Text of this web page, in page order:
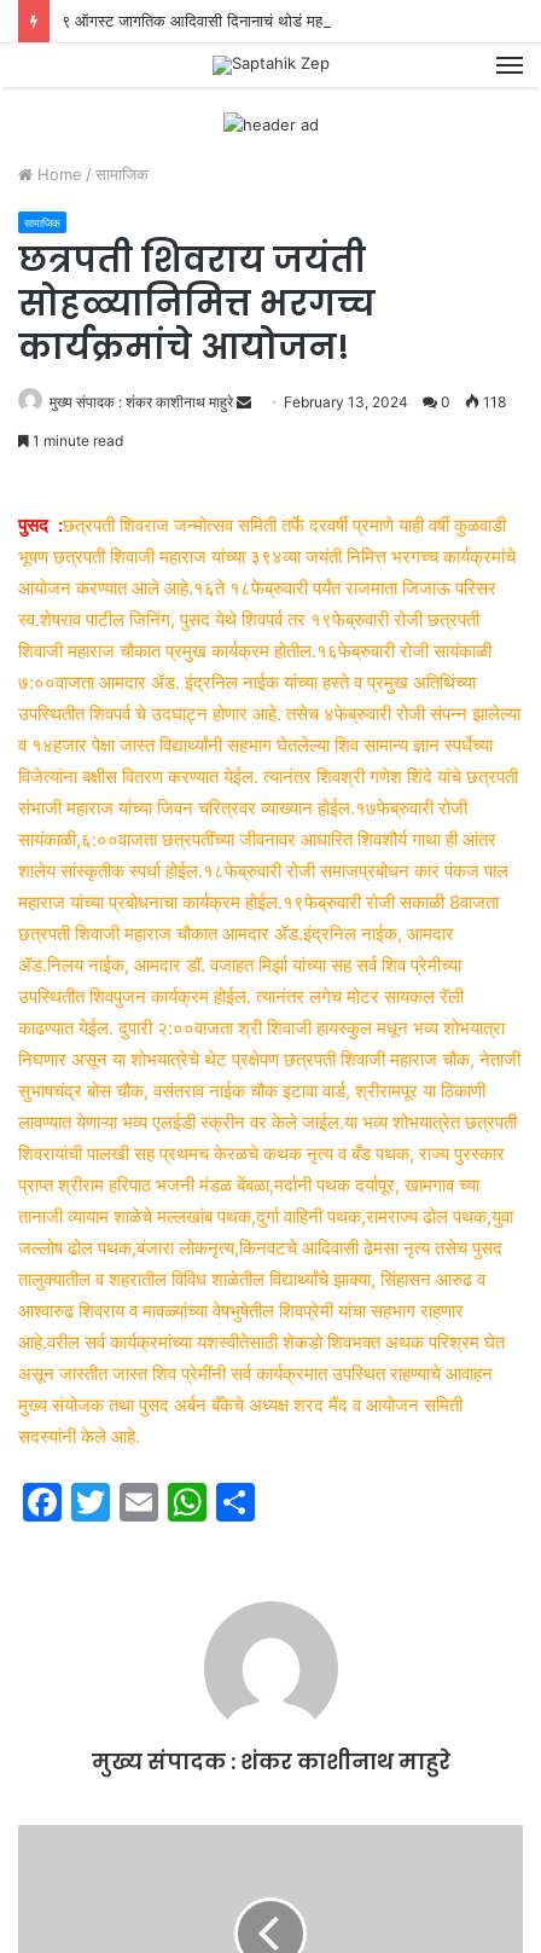
Home / सामाजिक
सामाजिक
छत्रपती शिवराय जयंती
सोहळ्यानिमित्त भरगच्च
कार्यक्रमांचे आयोजन!
मुख्य संपादक : शंकर काशीनाथ माहुरे
a
e
l
February 13, 2024 0 118
1 minute read
पुसद :छत्रपती शिवराज जन्मोत्सव समिती तर्फे दरवर्षी प्रमाणे याही वर्षी कुळवाडी
भूषण छत्रपती शिवाजी महाराज यांच्या ३९४व्या जयंती निमित्त भरगच्च कार्यक्रमांचे
आयोजन करण्यात आले आहे.१६ते १८फेब्रुवारी पर्यंत राजमाता जिजाऊ परिसर
स्व.शेषराव पाटील जिनिंग, पुसद येथे शिवपर्व तर १९फेब्रुवारी रोजी छत्रपती
शिवाजी महाराज चौकात प्रमुख कार्यक्रम होतील.१६फेब्रुवारी रोजी सायंकाळी
७:००वाजता आमदार ॲड. इंद्रनिल नाईक यांच्या हस्ते व प्रमुख अतिथिंच्या
उपस्थितीत शिवपर्व चे उदघाट्न होणार आहे. तसेच ४फेब्रुवारी रोजी संपन्न झालेल्या
व १४हजार पेक्षा जास्त विद्यार्थ्यांनी सहभाग घेतलेल्या शिव सामान्य ज्ञान स्पर्धेच्या
विजेत्यांना बक्षीस वितरण करण्यात येईल. त्यानंतर शिवश्री गणेश शिंदे यांचे छत्रपती
संभाजी महाराज यांच्या जिवन चरित्रवर व्याख्यान होईल.१७फेब्रुवारी रोजी
सायंकाळी,६:००वाजता छत्रपतींच्या जीवनावर आधारित शिवशौर्य गाथा ही आंतर
शालेय सांस्कृतीक स्पर्धा होईल.१८फेब्रुवारी रोजी समाजप्रबोधन कार पंकज पाल
महाराज यांच्या प्रबोधनाचा कार्यक्रम होईल.१९फेब्रुवारी रोजी सकाळी 8वाजता
छत्रपती शिवाजी महाराज चौकात आमदार ॲड.इंद्रनिल नाईक, आमदार
ॲड.निलय नाईक, आमदार डॉ. वजाहत मिर्झा यांच्या सह सर्व शिव प्रेमीच्या
उपस्थितीत शिवपुजन कार्यक्रम होईल. त्यानंतर लगेच मोटर सायकल रॅली
काढण्यात येईल. दुपारी २:००वाजता श्री शिवाजी हायस्कुल मधून भव्य शोभयात्रा
निघणार असून या शोभयात्रेचे थेट प्रक्षेपण छत्रपती शिवाजी महाराज चौक, नेताजी
सुभाषचंद्र बोस चौक, वसंतराव नाईक चौक इटावा वार्ड, श्रीरामपूर या ठिकाणी
लावण्यात येणाऱ्या भव्य एलईडी स्क्रीन वर केले जाईल.या भव्य शोभयात्रेत छत्रपती
शिवरायांची पालखी सह प्रथमच केरळचे कथक नृत्य व बँड पथक, राज्य पुरस्कार
प्राप्त श्रीराम हरिपाठ भजनी मंडळ बेंबळा,मर्दानी पथक दर्यापूर, खामगाव च्या
तानाजी व्यायाम शाळेचे मल्लखांब पथक,दुर्गा वाहिनी पथक,रामराज्य ढोल पथक,युवा
जल्लोष ढोल पथक,बंजारा लोकनृत्य,किनवटचे आदिवासी ढेमसा नृत्य तसेच पुसद
तालुक्यातील व शहरातील विविध शाळेतील विद्यार्थ्यांचे झाक्या, सिंहासन आरुढ व
आश्वारुढ शिवराय व मावळ्यांच्या वेषभुषेतील शिवप्रेमी यांचा सहभाग राहणार
आहे.वरील सर्व कार्यक्रमांच्या यशस्वीतेसाठी शेकडो शिवभक्त अथक परिश्रम घेत
असून जास्तीत जास्त शिव प्रेमींनी सर्व कार्यक्रमात उपस्थित राहण्याचे आवाहन
मुख्य संयोजक तथा पुसद अर्बन बँकेचे अध्यक्ष शरद मैंद व आयोजन समिती
सदस्यांनी केले आहे.
F
T
E
W
s
A
p
p
e
मुख्य संपादक : शंकर काशीनाथ माहुरे